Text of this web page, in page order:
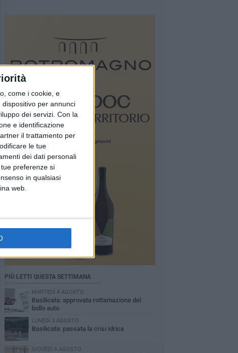
come i cookie, e
per annunci
dei servizi. Con la
e identificazione
il trattamento per
le tue
dei dati personali
preferenze si
in qualsiasi
web.
PIÙ LETTI QUESTA SETTIMANA
MARTEDÌ 4 AGOSTO
Basilicata: approvata rottamazione del
bollo auto
LUNEDÌ 3 AGOSTO
Basilicata: passata la crisi idrica
GIOVEDÌ 6 AGOSTO